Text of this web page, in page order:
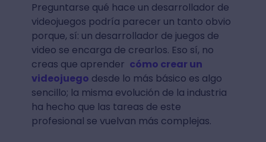
Preguntarse qué hace un desarrollador de
videojuegos podría parecer un tanto obvio
porque, sí: un desarrollador de juegos de
video se encarga de crearlos. Eso sí, no
creas que aprender cómo crear un
videojuego desde lo más básico es algo
sencillo; la misma evolución de la industria
ha hecho que las tareas de este
profesional se vuelvan más complejas.